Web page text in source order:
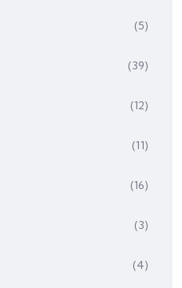
(5)
(39)
(12)
(11)
(16)
(3)
(4)